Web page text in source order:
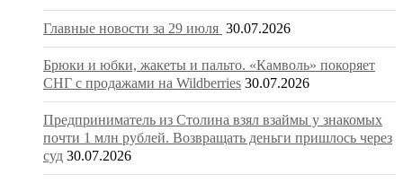
Главные новости за 29 июля 30.07.2026
Брюки и юбки, жакеты и пальто. «Камволь» покоряет
СНГ с продажами на Wildberries 30.07.2026
Предприниматель из Столина взял взаймы у знакомых
почти 1 млн рублей. Возвращать деньги пришлось через
суд 30.07.2026